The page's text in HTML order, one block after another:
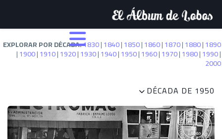
EXPLORAR POR DÉCADA:1830|1840|1850|1860|1870|1880|1890
|1900|1910|1920|1930|1940|1950|1960|1970|1980|1990|
2000
DÉCADA DE 1950